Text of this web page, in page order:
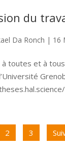
du
Da Ronch | 16
toutes et à
2 3